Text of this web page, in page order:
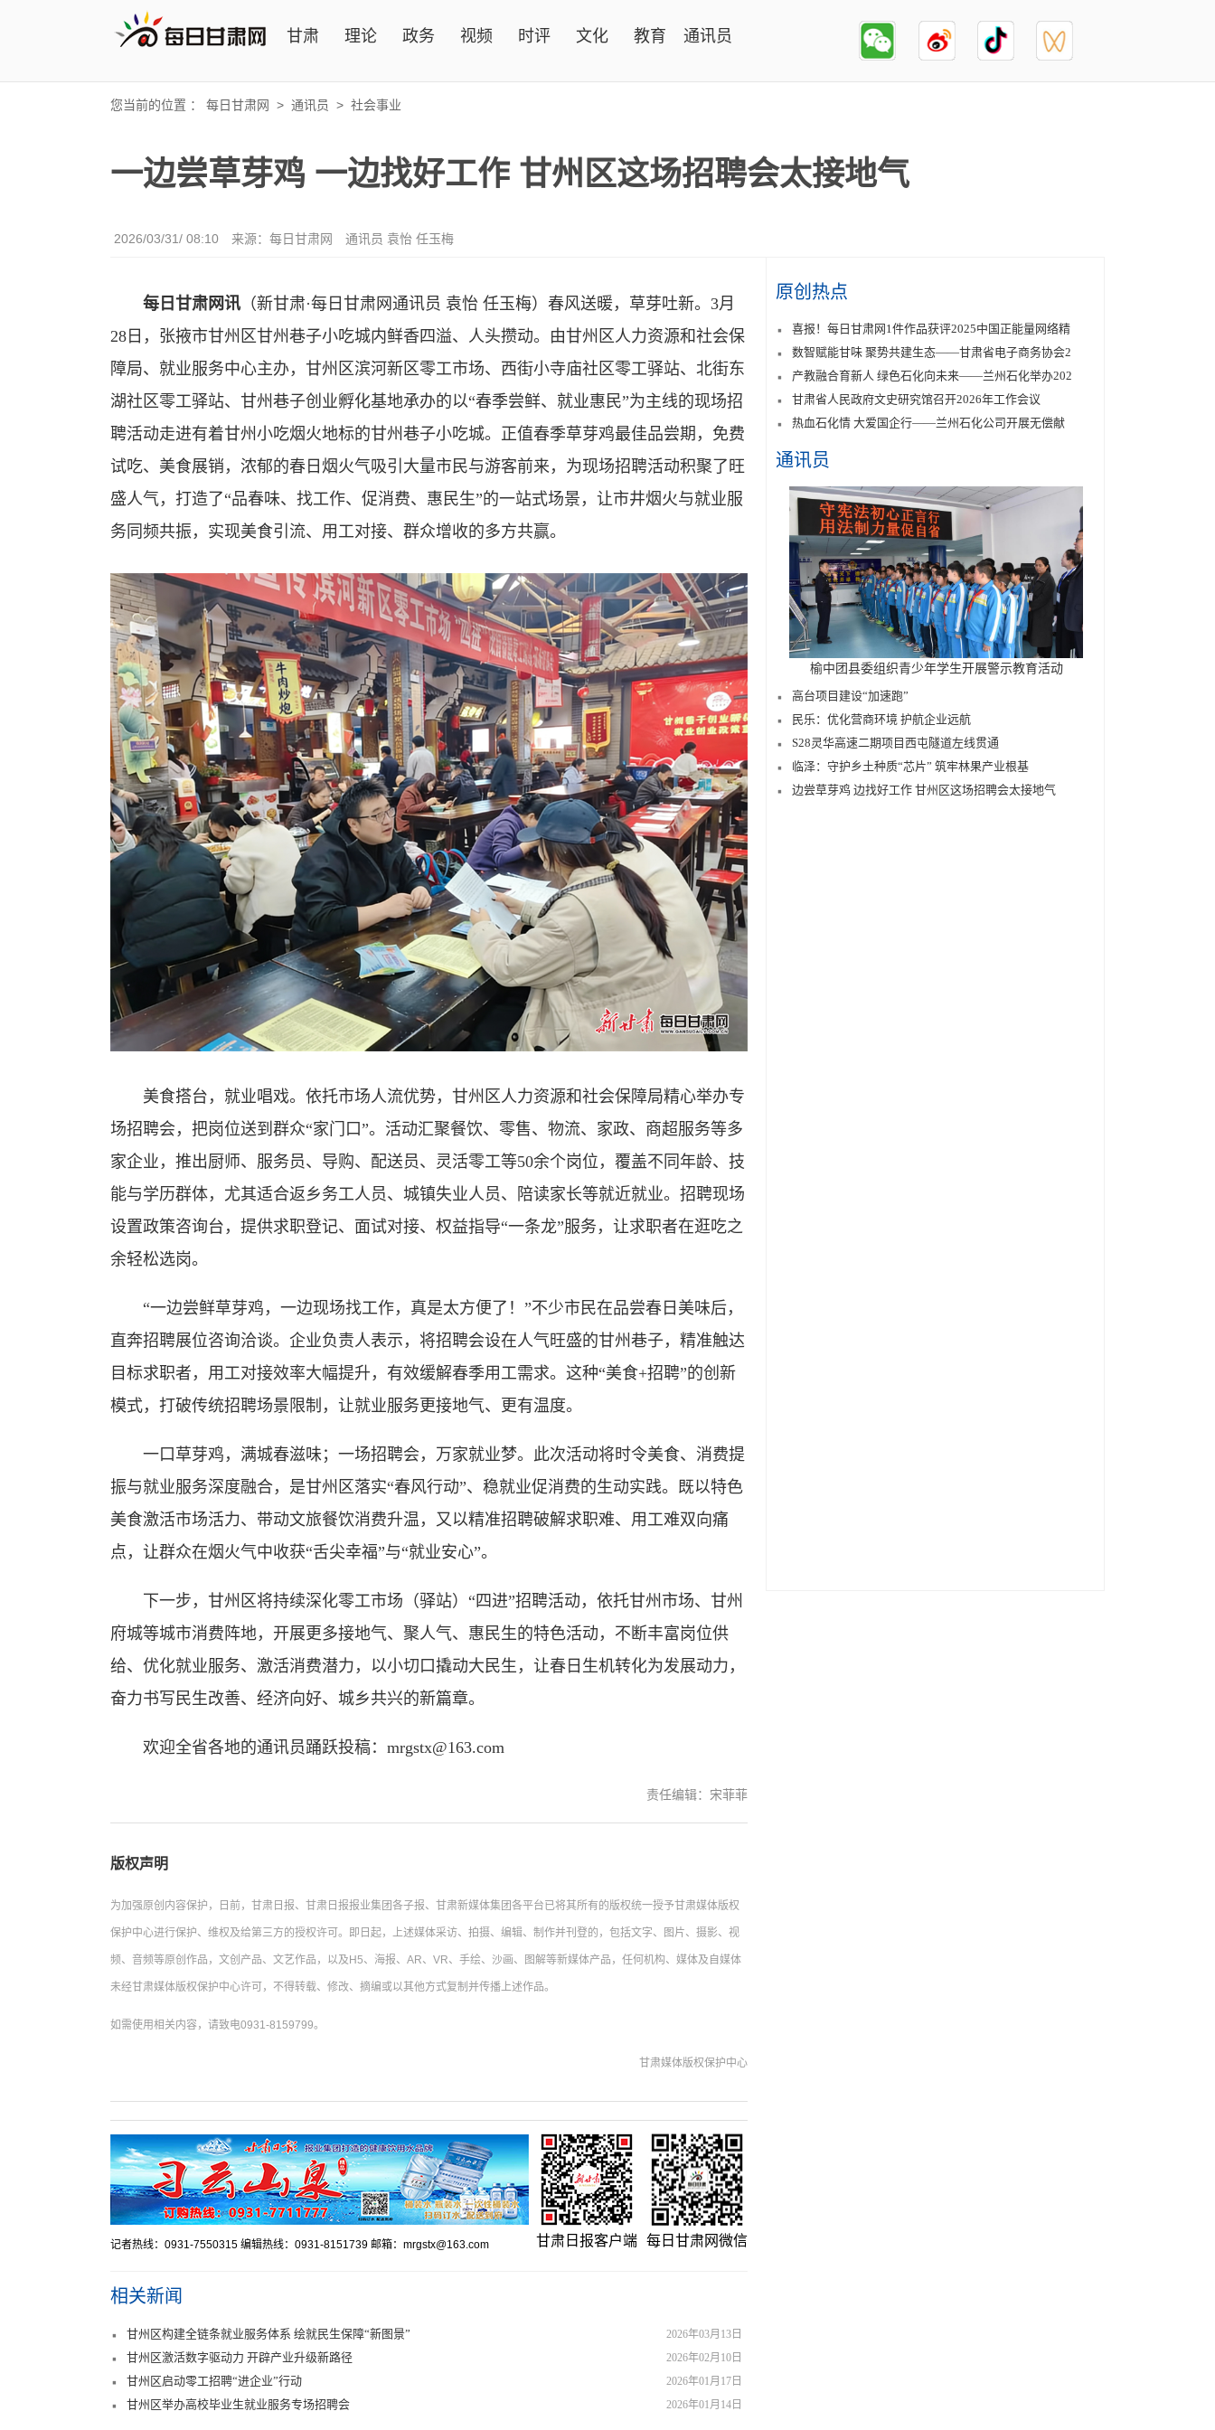
甘肃 理论 政务 视频 时评 文化 教育 通讯员
您当前的位置 ： 每日甘肃网 > 通讯员 > 社会事业
一边尝草芽鸡 一边找好工作 甘州区这场招聘会太接地气
2026/03/31/ 08:10 来源：每日甘肃网 通讯员 袁怡 任玉梅
每日甘肃网讯 （新甘肃·每日甘肃网通讯员 袁怡 任玉梅） 春风送暖，草芽吐新。3月
28日，张掖市甘州区甘州巷子小吃城内鲜香四溢、人头攒动。由甘州区人力资源和社会保
障局、就业服务中心主办，甘州区滨河新区零工市场、西街小寺庙社区零工驿站、北街东
湖社区零工驿站、甘州巷子创业孵化基地承办的以“春季尝鲜、就业惠民”为主线的现场招
聘活动走进有着甘州小吃烟火地标的甘州巷子小吃城。正值春季草芽鸡最佳品尝期，免费
试吃、美食展销，浓郁的春日烟火气吸引大量市民与游客前来，为现场招聘活动积聚了旺
盛人气，打造了“品春味、找工作、促消费、惠民生”的一站式场景，让市井烟火与就业服
务同频共振，实现美食引流、用工对接、群众增收的多方共赢。
美食搭台，就业唱戏。依托市场人流优势，甘州区人力资源和社会保障局精心举办专
场招聘会，把岗位送到群众“家门口”。活动汇聚餐饮、零售、物流、家政、商超服务等多
家企业，推出厨师、服务员、导购、配送员、灵活零工等50余个岗位，覆盖不同年龄、技
能与学历群体，尤其适合返乡务工人员、城镇失业人员、陪读家长等就近就业。招聘现场
设置政策咨询台，提供求职登记、面试对接、权益指导“一条龙”服务，让求职者在逛吃之
余轻松选岗。
“一边尝鲜草芽鸡，一边现场找工作，真是太方便了！”不少市民在品尝春日美味后，
直奔招聘展位咨询洽谈。企业负责人表示，将招聘会设在人气旺盛的甘州巷子，精准触达
目标求职者，用工对接效率大幅提升，有效缓解春季用工需求。这种“美食+招聘”的创新
模式，打破传统招聘场景限制，让就业服务更接地气、更有温度。
一口草芽鸡，满城春滋味；一场招聘会，万家就业梦。此次活动将时令美食、消费提
振与就业服务深度融合，是甘州区落实“春风行动”、稳就业促消费的生动实践。既以特色
美食激活市场活力、带动文旅餐饮消费升温，又以精准招聘破解求职难、用工难双向痛
点，让群众在烟火气中收获“舌尖幸福”与“就业安心”。
下一步，甘州区将持续深化零工市场（驿站）“四进”招聘活动，依托甘州市场、甘州
府城等城市消费阵地，开展更多接地气、聚人气、惠民生的特色活动，不断丰富岗位供
给、优化就业服务、激活消费潜力，以小切口撬动大民生，让春日生机转化为发展动力，
奋力书写民生改善、经济向好、城乡共兴的新篇章。
欢迎全省各地的通讯员踊跃投稿：mrgstx@163.com
责任编辑：宋菲菲
版权声明
为加强原创内容保护，日前，甘肃日报、甘肃日报报业集团各子报、甘肃新媒体集团各平台已将其所有的版权统一授予甘肃媒体版权
保护中心进行保护、维权及给第三方的授权许可。即日起，上述媒体采访、拍摄、编辑、制作并刊登的，包括文字、图片、摄影、视
频、音频等原创作品，文创产品、文艺作品，以及H5、海报、AR、VR、手绘、沙画、图解等新媒体产品，任何机构、媒体及自媒体
未经甘肃媒体版权保护中心许可，不得转载、修改、摘编或以其他方式复制并传播上述作品。
如需使用相关内容，请致电0931-8159799。
甘肃媒体版权保护中心
记者热线：0931-7550315 编辑热线：0931-8151739 邮箱：mrgstx@163.com 甘肃日报客户端 每日甘肃网微信
相关新闻
2026年03月13日
甘州区构建全链条就业服务体系 绘就民生保障“新图景”
2026年02月10日
甘州区激活数字驱动力 开辟产业升级新路径
2026年01月17日
甘州区启动零工招聘“进企业”行动
2026年01月14日
甘州区举办高校毕业生就业服务专场招聘会
原创热点
喜报！每日甘肃网1件作品获评2025中国正能量网络精
数智赋能甘味 聚势共建生态——甘肃省电子商务协会2
产教融合育新人 绿色石化向未来——兰州石化举办202
甘肃省人民政府文史研究馆召开2026年工作会议
热血石化情 大爱国企行——兰州石化公司开展无偿献
通讯员
榆中团县委组织青少年学生开展警示教育活动
高台项目建设“加速跑”
民乐：优化营商环境 护航企业远航
S28灵华高速二期项目西屯隧道左线贯通
临泽：守护乡土种质“芯片” 筑牢林果产业根基
边尝草芽鸡 边找好工作 甘州区这场招聘会太接地气